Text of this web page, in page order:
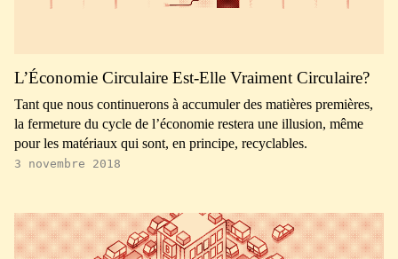
L’Économie Circulaire Est-Elle Vraiment Circulaire?
Tant que nous continuerons à accumuler des matières premières,
la fermeture du cycle de l’économie restera une illusion, même
pour les matériaux qui sont, en principe, recyclables.
3 novembre 2018